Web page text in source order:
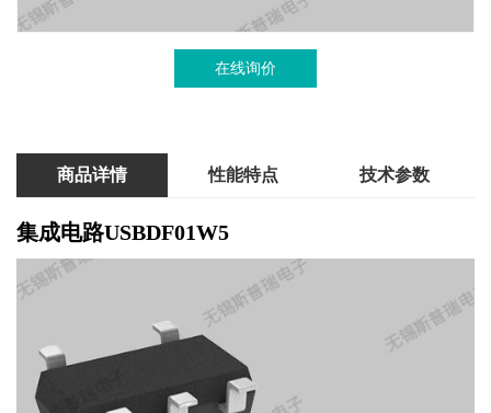
在线询价
商品详情 性能特点 技术参数
集成电路USBDF01W5